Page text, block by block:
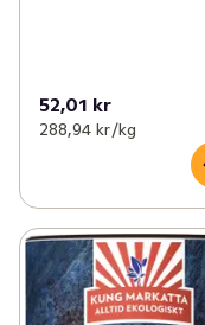
52,01 kr
288,94 kr /kg